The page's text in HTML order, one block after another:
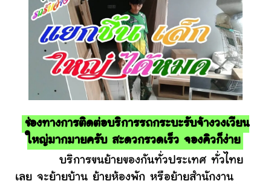
ช่องทางการติดต่อบริการรถกระบะรับจ้างวงเวียน
ใหญ่มากมายครับ สะดวกรวดเร็ว จองคิวก็ง่าย
บริการขนย้ายของกันทั่วประเทศ ทั่วไทย
เลย จะย้ายบ้าน ย้ายห้องพัก หรือย้ายสำนักงาน